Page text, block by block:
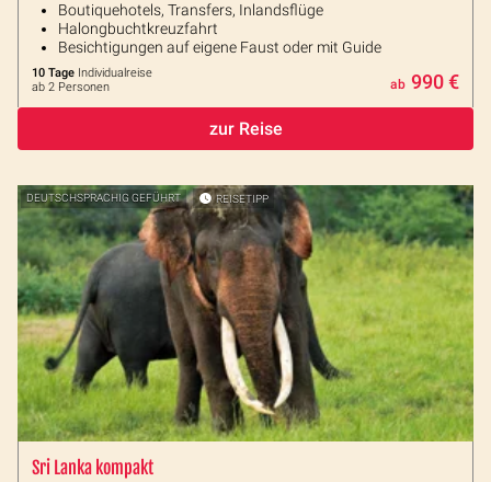
Boutiquehotels, Transfers, Inlandsflüge
Halongbuchtkreuzfahrt
Besichtigungen auf eigene Faust oder mit Guide
10 Tage Individualreise
ab 2 Personen
ab 990 €
zur Reise
DEUTSCHSPRACHIG GEFÜHRT REISETIPP
Sri Lanka kompakt